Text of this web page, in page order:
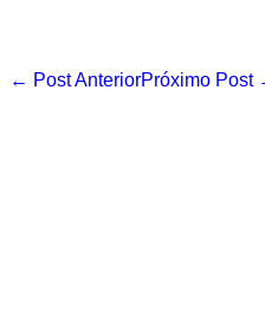
Navegação
← Post AnteriorPróximo Post